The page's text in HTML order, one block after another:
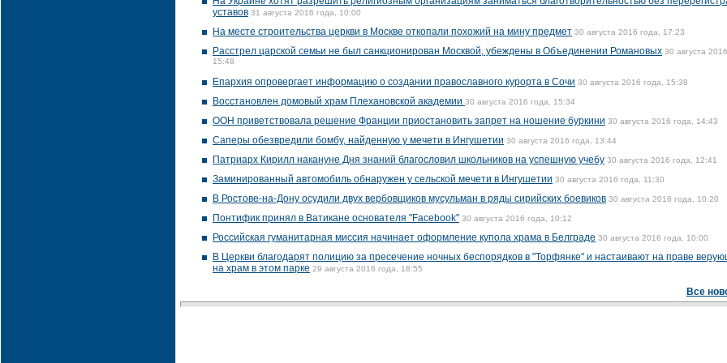
уставов 31 августа 2016 года, 10:00
На месте строительства церкви в Москве откопали похожий на мину предмет 30 августа 2016 года, 17:23
Расстрел царской семьи не был санкционирован Москвой, убеждены в Объединении Романовых 30 августа
15:48
Епархия опровергает информацию о создании православного курорта в Сочи 30 августа 2016 года, 15:38
Восстановлен домовый храм Плехановской академии 30 августа 2016 года, 15:34
ООН приветствовала решение Франции приостановить запрет на ношение буркини 30 августа 2016 года, 14:43
Саперы обезвредили бомбу, найденную у мечети в Ингушетии 30 августа 2016 года, 13:44
Патриарх Кирилл накануне Дня знаний благословил школьников на успешную учебу 30 августа 2016 года, 12:41
Заминированный автомобиль обнаружен у сельской мечети в Ингушетии 30 августа 2016 года, 11:30
В Ростове-на-Дону осудили двух вербовщиков мусульман в ряды сирийских боевиков 30 августа 2016 года, 10:20
Понтифик принял в Ватикане основателя "Facebook" 30 августа 2016 года, 10:12
Российская гуманитарная миссия начинает оформление купола храма в Белграде 30 августа 2016 года, 10:00
В Церкви благодарят полицию за пресечение ночных беспорядков в "Торфянке" и настаивают на праве
на храм в этом парке 29 августа 2016 года, 18:55
Все